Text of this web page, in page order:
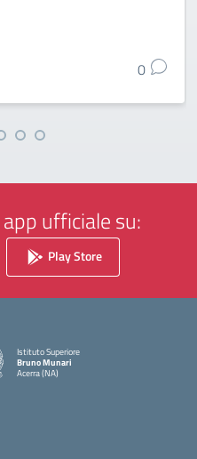
0
ufficiale su:
Play Store
Istituto Superiore
Bruno Munari
Acerra (NA)